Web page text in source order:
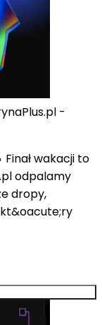
-
Finał wakacji to
odpalamy
dropy,
kt&oacute;ry